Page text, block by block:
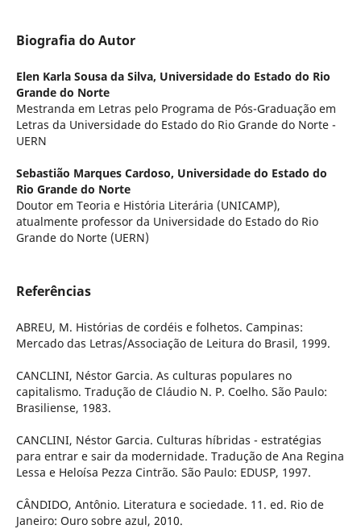
Biografia do Autor
Elen Karla Sousa da Silva, Universidade do Estado do Rio
Grande do Norte
Mestranda em Letras pelo Programa de Pós-Graduação em
Letras da Universidade do Estado do Rio Grande do Norte -
UERN
Sebastião Marques Cardoso, Universidade do Estado do
Rio Grande do Norte
Doutor em Teoria e História Literária (UNICAMP),
atualmente professor da Universidade do Estado do Rio
Grande do Norte (UERN)
Referências
ABREU, M. Histórias de cordéis e folhetos. Campinas:
Mercado das Letras/Associação de Leitura do Brasil, 1999.
CANCLINI, Néstor Garcia. As culturas populares no
capitalismo. Tradução de Cláudio N. P. Coelho. São Paulo:
Brasiliense, 1983.
CANCLINI, Néstor Garcia. Culturas híbridas - estratégias
para entrar e sair da modernidade. Tradução de Ana Regina
Lessa e Heloísa Pezza Cintrão. São Paulo: EDUSP, 1997.
CÂNDIDO, Antônio. Literatura e sociedade. 11. ed. Rio de
Janeiro: Ouro sobre azul, 2010.